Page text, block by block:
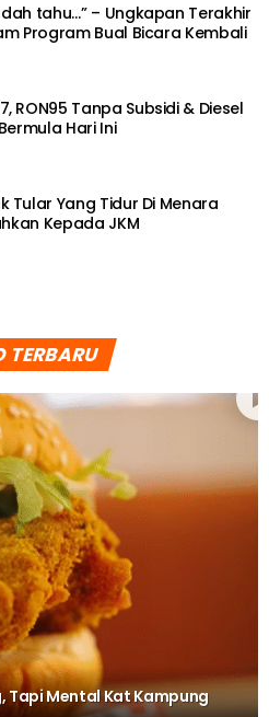
tahu…” – Ungkapan Terakhir
Program Bual Bicara Kembali
RON95 Tanpa Subsidi & Diesel
Hari Ini
Tular Yang Tidur Di Menara
Kepada JKM
TERBARU
Tapi Mental Kat Kampung